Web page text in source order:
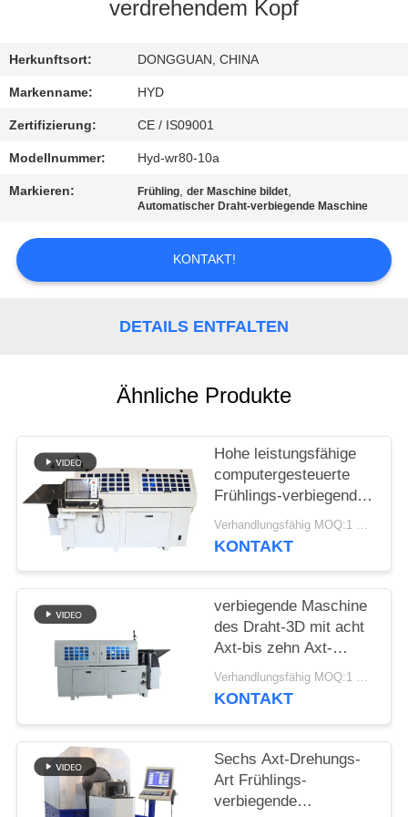
SIE
MIT
UNS
IN
VERBINDUNG
NACHRICHTEN
PRIVACY
POLICY
verdrehendem Kopf
Herkunftsort: DONGGUAN, CHINA
Markenname: HYD
Zertifizierung: CE / IS09001
Modellnummer: Hyd-wr80-10a
Markieren: Frühling,der Maschine bildet,
Automatischer Draht-verbiegende Maschine
KONTAKT!
DETAILS ENTFALTEN
Ähnliche Produkte
Hohe leistungsfähige
computergesteuerte
Frühlings-verbiegende
Maschine mit zehn
Äxten
Verhandlungsfähig MOQ:1 Satz
KONTAKT
verbiegende Maschine
des Draht-3D mit acht
Axt-bis zehn Axt-
maximaler Fütterungs-
Geschwindigkeit
Verhandlungsfähig MOQ:1 Satz
KONTAKT
Sechs Axt-Drehungs-
Art Frühlings-
verbiegende